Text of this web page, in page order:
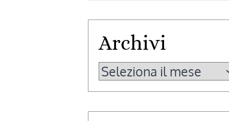
Archivi
Archivi